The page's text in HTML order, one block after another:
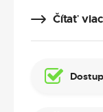
Čítať viac